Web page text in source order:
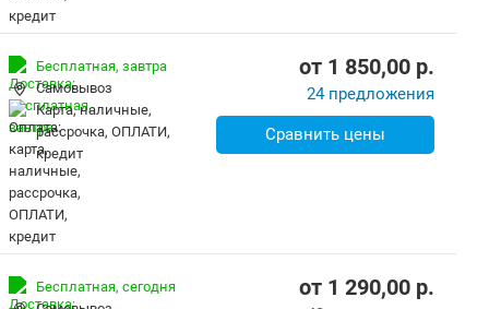
Бесплатная, завтра
Самовывоз
карта, наличные,
рассрочка, ОПЛАТИ,
кредит
от 1 850,00 p.
24 предложения
Сравнить цены
Бесплатная, сегодня
от 1 290,00 p.